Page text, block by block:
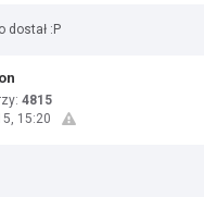
dostał :P
4815
15:20